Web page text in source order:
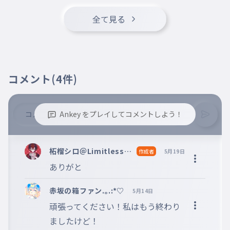
全て見る
コメント (4件)
Ankey をプレイしてコメントしよう！
※コメントするには、ログインが必要です。
柘榴シロ＠Limitless＠
toriproZ＠Blosso＠m
arisas
作成者 5月19日
ありがと
赤坂の箱ファン.｡.:*♡ 5月14日
頑張ってください！私はもう終わり
ましたけど！